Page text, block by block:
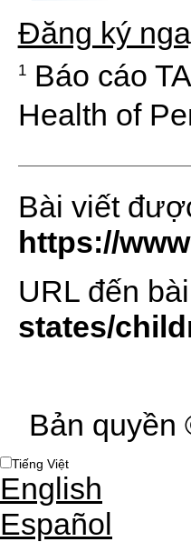
Đăng ký
1Báo cáo
Health of
Bài viết
https://
URL đến
states/
Bản quyền
Tiếng Việt
English
Español